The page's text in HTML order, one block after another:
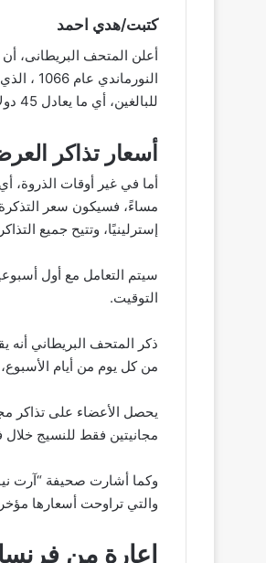
كتبت/هدي احمد
للبالغين، أي ما يعادل 45 دولارًا أمريكيًا تقريبًا خلال أوقات الذروة، وفقا لما نشره موقع” artnews”.
أسعار تذاكر
إسترلينيًا، وتتيح جميع التذاكر
سيتم التعامل مع أول
التوقيت.
من كل يوم من أيام الأسبوع، أي من الساعة
يحصل الأعضاء على تذاكر
مجانيتين فقط للنسيج خلال
وكما أشارت صحيفة “آرت
والتي تراوحت أسعارها مؤخراً بين 18 و 25 جنيهاً
إعارة من فرنسا